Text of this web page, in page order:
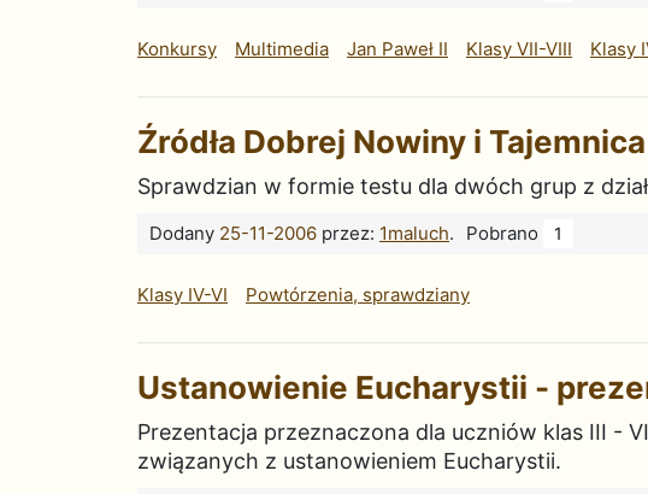
Konkursy Multimedia Jan Paweł II Klasy VII-VIII Klasy
Źródła Dobrej Nowiny i
Sprawdzian w formie testu dla dwóch grup z
Dodany 25-11-2006 przez: 1maluch. Pobrano 1
Klasy IV-VI Powtórzenia, sprawdziany
Ustanowienie Eucharystii -
Prezentacja przeznaczona dla uczniów klas III -
związanych z ustanowieniem Eucharystii.